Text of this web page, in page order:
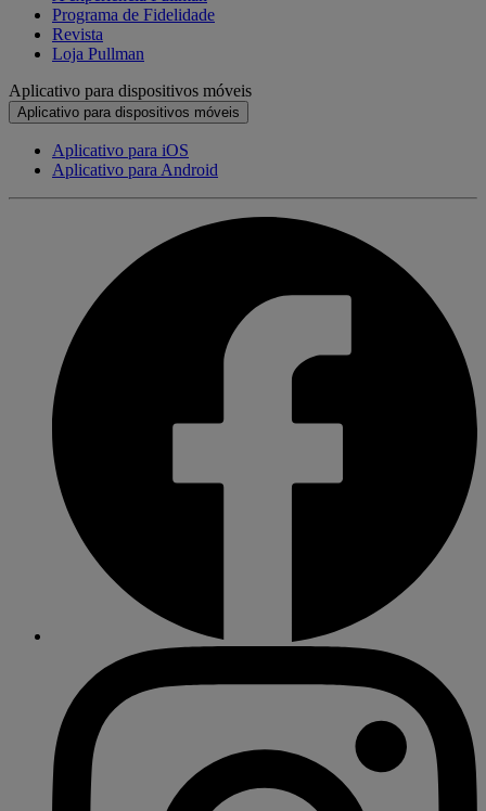
Programa de Fidelidade
Revista
Loja Pullman
Aplicativo para dispositivos móveis
Aplicativo para dispositivos móveis
Aplicativo para iOS
Aplicativo para Android